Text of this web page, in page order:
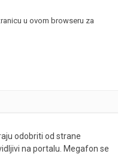
u ovom browseru za
odobriti od strane
na portalu. Megafon se